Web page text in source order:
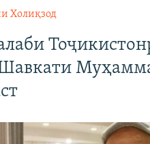
Холиқзод